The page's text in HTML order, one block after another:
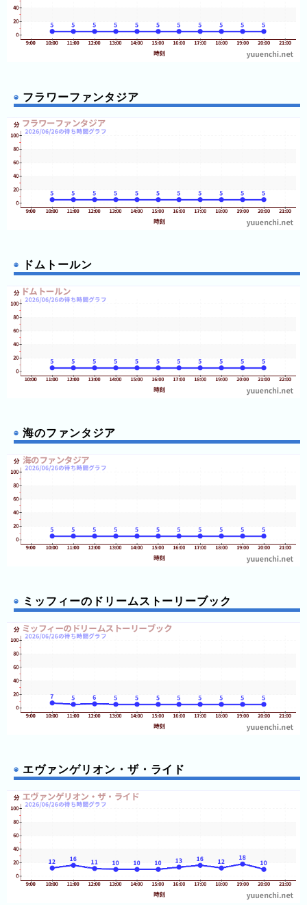
島
シ
ー
ス
ハ
イ
ラ
ク
み
う
り
が
プ
ジ
レ
浅
草
花
ハ
フラワーファンタジア
ドムトールン
海のファンタジア
ミッフィーのドリームストーリーブック
エヴァンゲリオン・ザ・ライド